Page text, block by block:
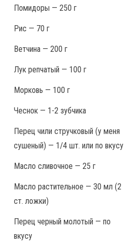
Помидоры — 250 г
Рис — 70 г
Ветчина — 200 г
Лук репчатый — 100 г
Морковь — 100 г
Чеснок — 1-2 зубчика
Перец чили стручковый (у меня
сушеный) — 1/4 шт. или по вкусу
Масло сливочное — 25 г
Масло растительное — 30 мл (2
ст. ложки)
Перец черный молотый — по
вкусу